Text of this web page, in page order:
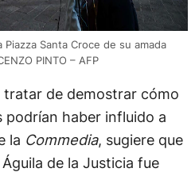
Santa Croce de su amada
PINTO – AFP
tratar de demostrar cómo
podrían haber influido a
la Commedia, sugiere que
de la Justicia fue